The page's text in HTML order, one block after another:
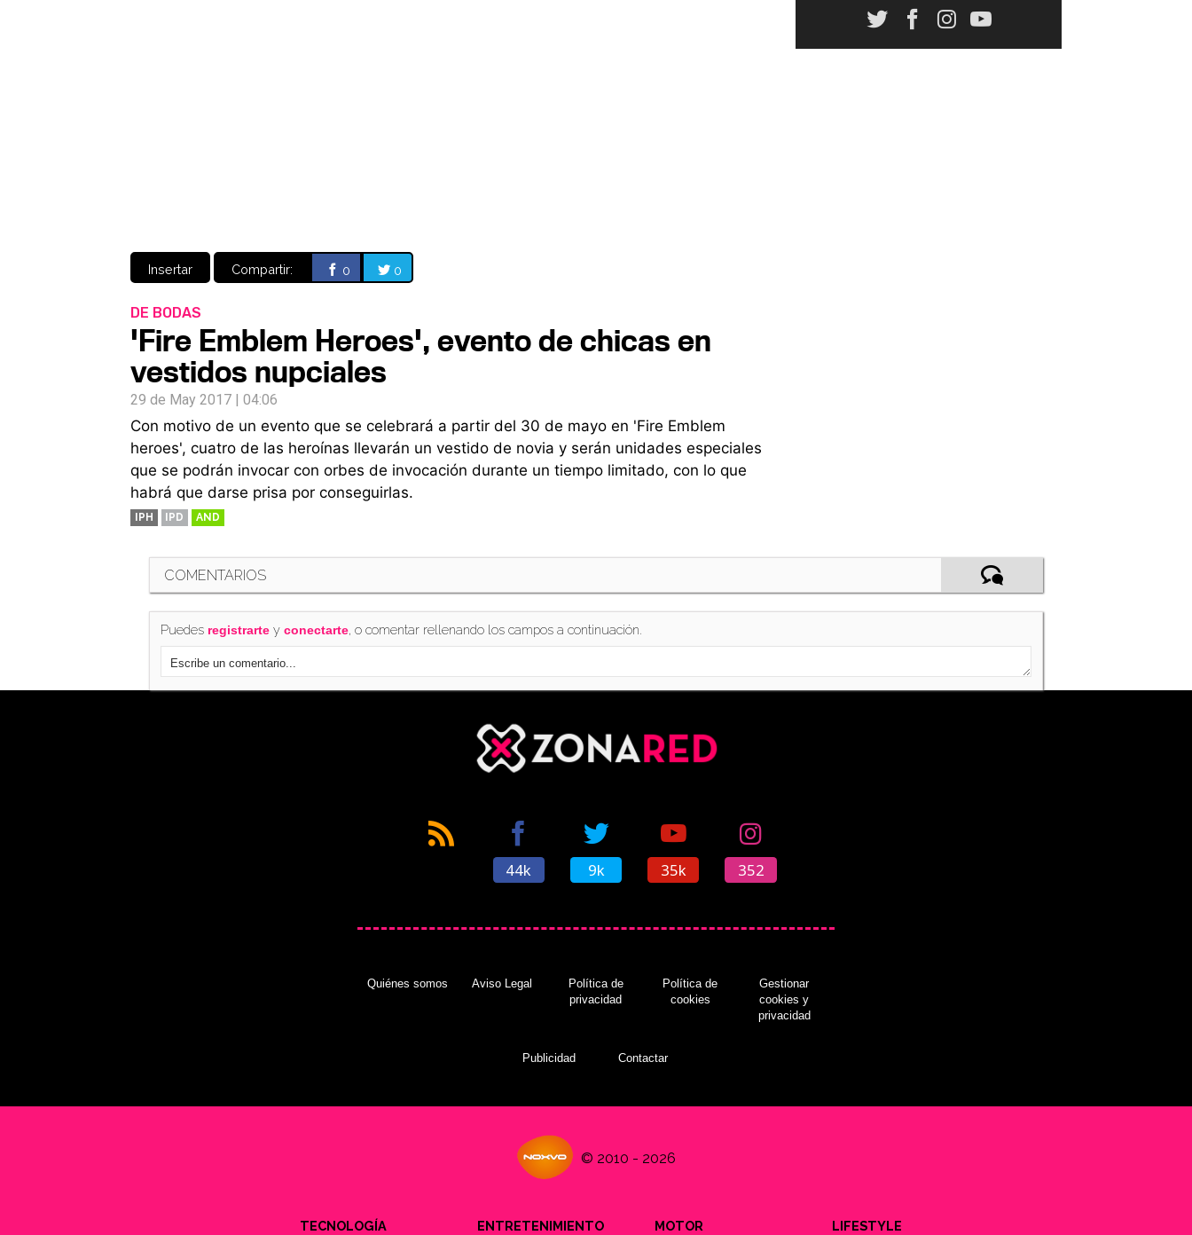
Insertar Compartir: 0 0
DE BODAS
'Fire Emblem Heroes', evento de chicas en
vestidos nupciales
29 de May 2017 | 04:06
Con motivo de un evento que se celebrará a partir del 30 de mayo en 'Fire Emblem
heroes', cuatro de las heroínas llevarán un vestido de novia y serán unidades especiales
que se podrán invocar con orbes de invocación durante un tiempo limitado, con lo que
habrá que darse prisa por conseguirlas.
IPH IPD AND
COMENTARIOS
Puedes registrartey conectarte, o comentar rellenando los campos a continuación.
44k 9k 35k 352
Quiénes somos Aviso Legal
Política de
privacidad
Política de
cookies
Gestionar
cookies y
privacidad
Publicidad Contactar
© 2010 - 2026
TECNOLOGÍA ENTRETENIMIENTO MOTOR LIFESTYLE